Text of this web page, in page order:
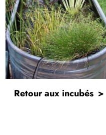
Retour aux incubés